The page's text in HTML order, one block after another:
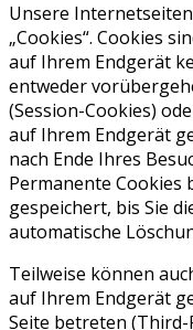
Unsere
„Cookies“. Cookies
auf Ihrem Endgerät
entweder
(Session-Cookies)
auf Ihrem Endgerät
nach Ende Ihres
Permanente Cookies
gespeichert, bis Sie
automatische
Teilweise können
auf Ihrem Endgerät
Seite betreten (Third-